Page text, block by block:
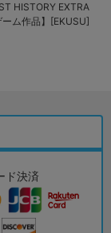
HISTORY EXTRA
ム作品】[EKUSU]
ド決済